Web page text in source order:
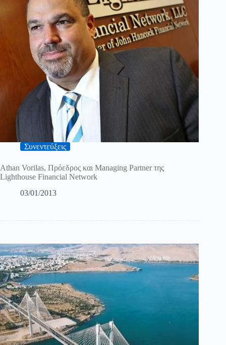
Συνεντεύξεις
Athan Vorilas, Πρόεδρος και Managing Partner της
Lighthouse Financial Network
03/01/2013